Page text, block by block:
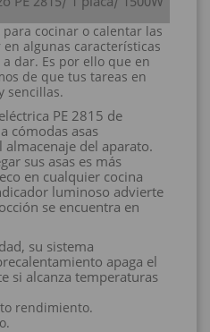
cocinar o calentar las
algunas características
dar. Es por ello que en
de que tus tareas en
sencillas.
PE 2815 de
cómodas asas
del aparato.
sus asas es más
en cualquier cocina
luminoso advierte
se encuentra en
su sistema
apaga el
si alcanza temperaturas
rendimiento.